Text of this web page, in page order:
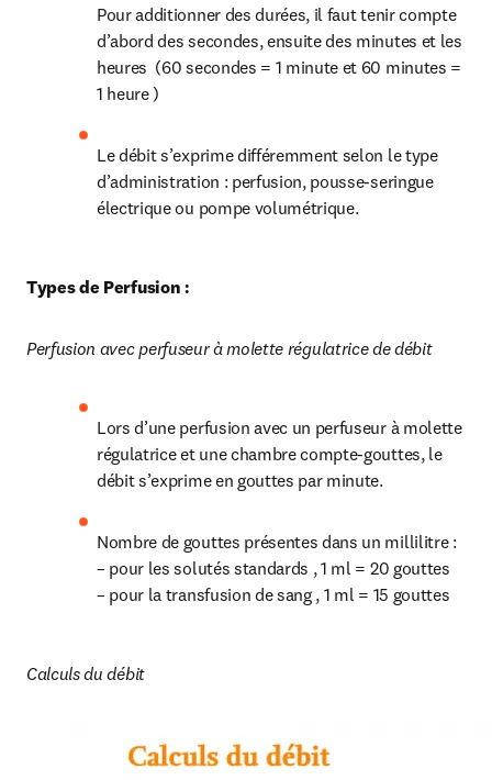
Pour additionner des durées, il faut tenir compte
d’abord des secondes, ensuite des minutes et les
heures  (60 secondes = 1 minute et 60 minutes =
1 heure )
Le débit s’exprime différemment selon le type
d’administration : perfusion, pousse-seringue
électrique ou pompe volumétrique.
Types de Perfusion :
Perfusion avec perfuseur à molette régulatrice de débit
Lors d’une perfusion avec un perfuseur à molette
régulatrice et une chambre compte-gouttes, le
débit s’exprime en gouttes par minute.
Nombre de gouttes présentes dans un millilitre :
– pour les solutés standards , 1 ml = 20 gouttes
– pour la transfusion de sang , 1 ml = 15 gouttes
Calculs du débit